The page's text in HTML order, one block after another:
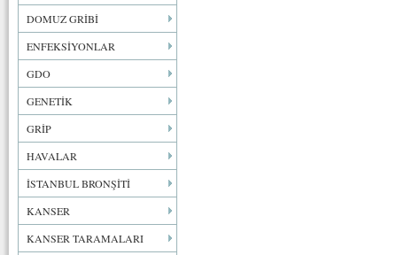
DOMUZ GRİBİ
ENFEKSİYONLAR
GDO
GENETİK
GRİP
HAVALAR
İSTANBUL BRONŞİTİ
KANSER
KANSER TARAMALARI